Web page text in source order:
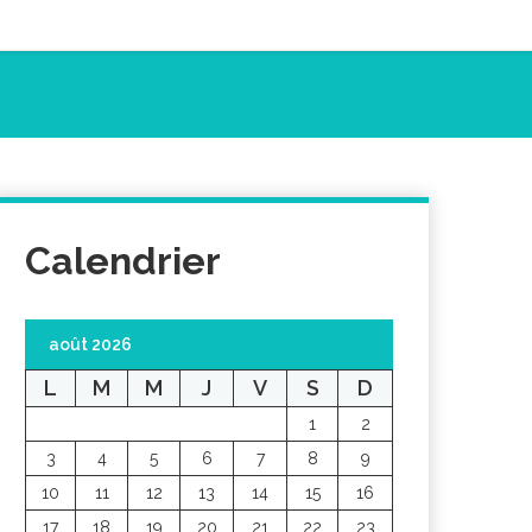
Calendrier
août 2026
L M M J V S D
1
2
3
4 5 6 7 8
9
10
11 12 13 14 15
16
17
18 19 20 21 22 23